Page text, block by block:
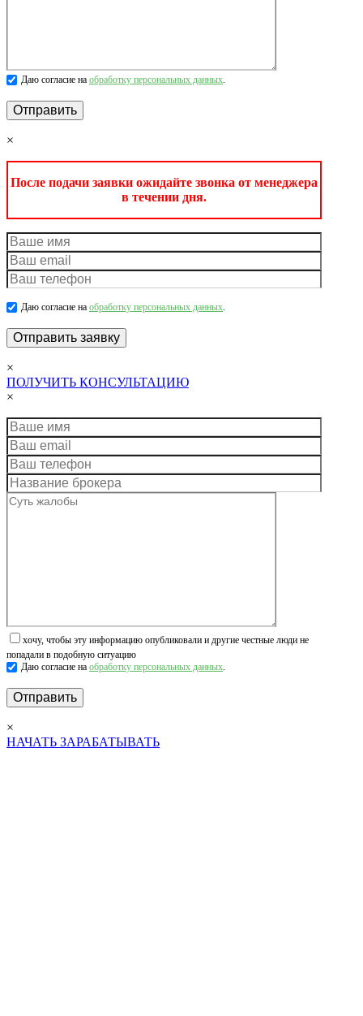
Даю согласие на обработку персональных данных.
×
После подачи заявки ожидайте звонка от менеджера
в течении дня.
Даю согласие на обработку персональных данных.
×
ПОЛУЧИТЬ КОНСУЛЬТАЦИЮ
×
хочу, чтобы эту информацию опубликовали и другие честные люди не
попадали в подобную ситуацию
Даю согласие на обработку персональных данных.
×
НАЧАТЬ ЗАРАБАТЫВАТЬ